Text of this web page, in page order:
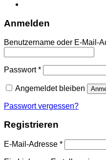
Anmelden
Benutzername oder E-Mail-
Passwort*Erforderlich
Angemeldet bleiben
Passwort vergessen?
Registrieren
E-Mail-Adresse *Erforderlich